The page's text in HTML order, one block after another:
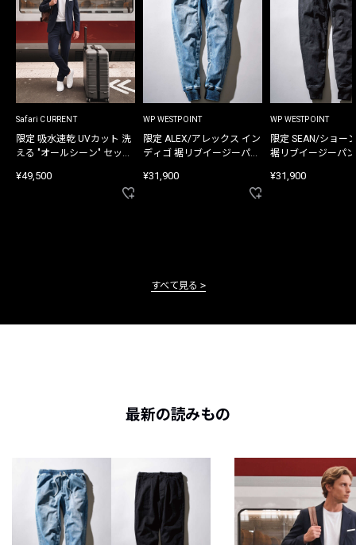
Safari CURRENT
限定 吸水速乾 UVカット 洗
える "オールシーン" セット
¥49,500
WP WESTPOINT
限定 ALEX/アレックス イン
ディゴ 裾リブイージーパン
¥31,900
WP WESTPOINT
限定 SEAN/ショー
裾リブイージーパ
¥31,900
すべて見る
最新の読みもの